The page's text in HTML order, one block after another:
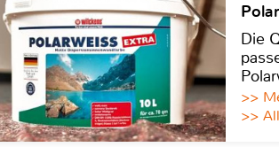
Die
>>
>>